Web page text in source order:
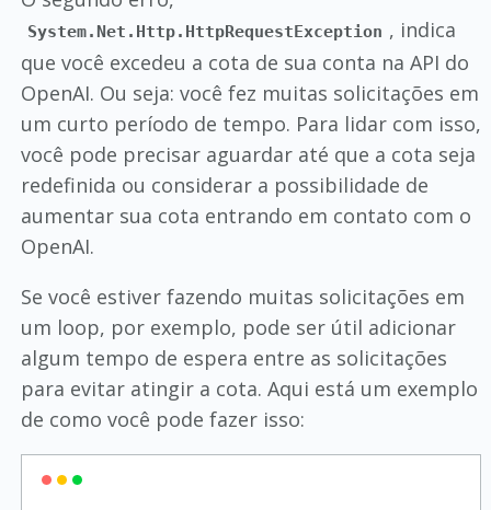
System.Net.Http.HttpRequestException , indica
que você excedeu a cota de sua conta na API do
OpenAI. Ou seja: você fez muitas solicitações em
um curto período de tempo. Para lidar com isso,
você pode precisar aguardar até que a cota seja
redefinida ou considerar a possibilidade de
aumentar sua cota entrando em contato com o
OpenAI.
Se você estiver fazendo muitas solicitações em
um loop, por exemplo, pode ser útil adicionar
algum tempo de espera entre as solicitações
para evitar atingir a cota. Aqui está um exemplo
de como você pode fazer isso: